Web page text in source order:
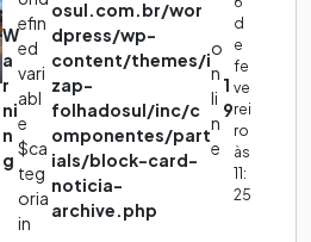
W
a
r
ni
n
g
efin
ed
vari
abl
e
$ca
teg
oria
in
osul.com.br/wor
dpress/wp-
content/themes/i
zap-
folhadosul/inc/c
omponentes/part
ials/block-card-
noticia-
archive.php
o
n
li
n
e
1
9
d
e
fe
ve
rei
ro
às
11:
25